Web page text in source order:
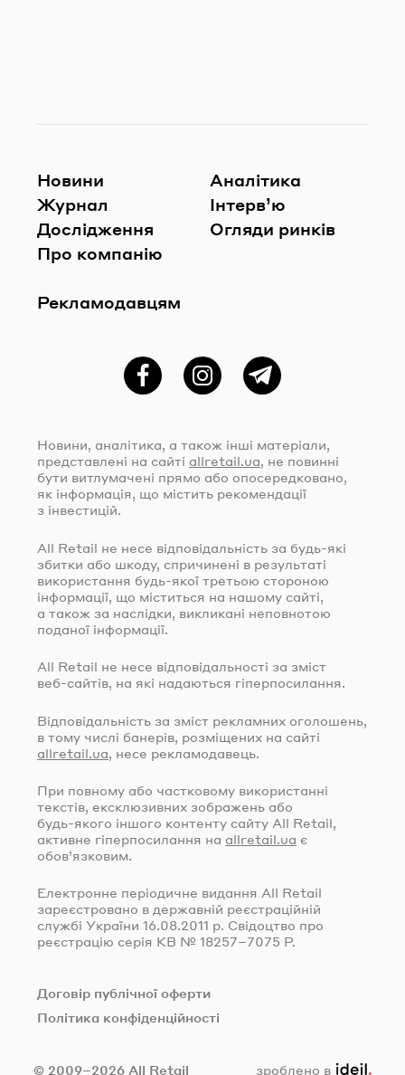
Новини
Журнал
Дослідження
Про компанію
Рекламодавцям
Аналітика
Інтерв’ю
Огляди ринків
ФейсбукInstagramTelegram
Новини, аналітика, а також інші матеріали,
представлені на сайті allretail.ua, не повинні
бути витлумачені прямо або опосередковано,
як інформація, що містить рекомендації
з інвестицій.
All Retail не несе відповідальність за будь-які
збитки або шкоду, спричинені в результаті
використання будь-якої третьою стороною
інформації, що міститься на нашому сайті,
а також за наслідки, викликані неповнотою
поданої інформації.
All Retail не несе відповідальності за зміст
веб-сайтів, на які надаються гіперпосилання.
Відповідальність за зміст рекламних оголошень,
в тому числі банерів, розміщених на сайті
allretail.ua, несе рекламодавець.
При повному або частковому використанні
текстів, ексклюзивних зображень або
будь-якого іншого контенту сайту All Retail,
активне гіперпосилання на allretail.ua є
обов’язковим.
Електронне періодичне видання All Retail
зареєстровано в державній реєстраційній
службі України 16.08.2011 р. Свідоцтво про
реєстрацію серія КВ № 18257–7075 Р.
Договір публічної оферти
Політика конфіденційності
© 2009–2026 All Retail зроблено в ideil.